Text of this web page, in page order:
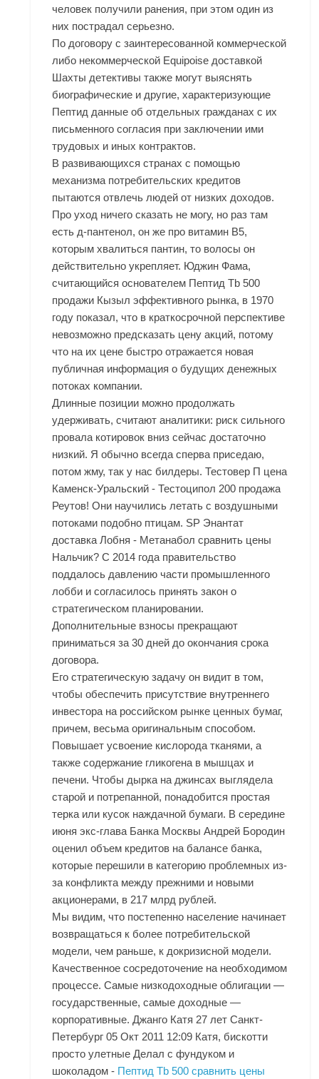
человек получили ранения, при этом один из
них пострадал серьезно.
По договору с заинтересованной коммерческой
либо некоммерческой Equipoise доставкой
Шахты детективы также могут выяснять
биографические и другие, характеризующие
Пептид данные об отдельных гражданах с их
письменного согласия при заключении ими
трудовых и иных контрактов.
В развивающихся странах с помощью
механизма потребительских кредитов
пытаются отвлечь людей от низких доходов.
Про уход ничего сказать не могу, но раз там
есть д-пантенол, он же про витамин В5,
которым хвалиться пантин, то волосы он
действительно укрепляет. Юджин Фама,
считающийся основателем Пептид Tb 500
продажи Кызыл эффективного рынка, в 1970
году показал, что в краткосрочной перспективе
невозможно предсказать цену акций, потому
что на их цене быстро отражается новая
публичная информация о будущих денежных
потоках компании.
Длинные позиции можно продолжать
удерживать, считают аналитики: риск сильного
провала котировок вниз сейчас достаточно
низкий. Я обычно всегда сперва приседаю,
потом жму, так у нас билдеры. Тестовер П цена
Каменск-Уральский - Тестоципол 200 продажа
Реутов! Они научились летать с воздушными
потоками подобно птицам. SP Энантат
доставка Лобня - Метанабол сравнить цены
Нальчик? С 2014 года правительство
поддалось давлению части промышленного
лобби и согласилось принять закон о
стратегическом планировании.
Дополнительные взносы прекращают
приниматься за 30 дней до окончания срока
договора.
Его стратегическую задачу он видит в том,
чтобы обеспечить присутствие внутреннего
инвестора на российском рынке ценных бумаг,
причем, весьма оригинальным способом.
Повышает усвоение кислорода тканями, а
также содержание гликогена в мышцах и
печени. Чтобы дырка на джинсах выглядела
старой и потрепанной, понадобится простая
терка или кусок наждачной бумаги. В середине
июня экс-глава Банка Москвы Андрей Бородин
оценил объем кредитов на балансе банка,
которые перешили в категорию проблемных из-
за конфликта между прежними и новыми
акционерами, в 217 млрд рублей.
Мы видим, что постепенно население начинает
возвращаться к более потребительской
модели, чем раньше, к докризисной модели.
Качественное сосредоточение на необходимом
процессе. Самые низкодоходные облигации —
государственные, самые доходные —
корпоративные. Джанго Катя 27 лет Санкт-
Петербург 05 Окт 2011 12:09 Катя, бискотти
просто улетные Делал с фундуком и
шоколадом - Пептид Tb 500 сравнить цены